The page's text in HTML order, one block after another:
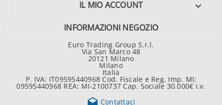
IL MIO ACCOUNT 
INFORMAZIONI NEGOZIO
Euro Trading Group S.r.l.
Via San Marco 48
20121 Milano
Milano
Italia
P. IVA: IT09595440968 Cod. Fiscale e Reg. Imp. MI:
09595440968 REA: MI-2100737 Cap. Sociale 30.000€ i.v.
Contattaci